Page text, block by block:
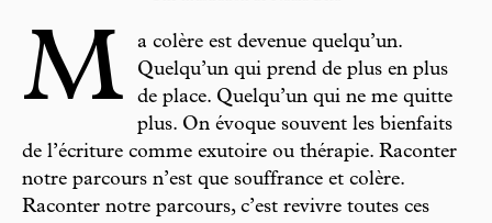
M
a colère est devenue quelqu’un.
Quelqu’un qui prend de plus en plus
de place. Quelqu’un qui ne me quitte
plus. On évoque souvent les bienfaits
de l’écriture comme exutoire ou thérapie. Raconter
notre parcours n’est que souffrance et colère.
Raconter notre parcours, c’est revivre toutes ces